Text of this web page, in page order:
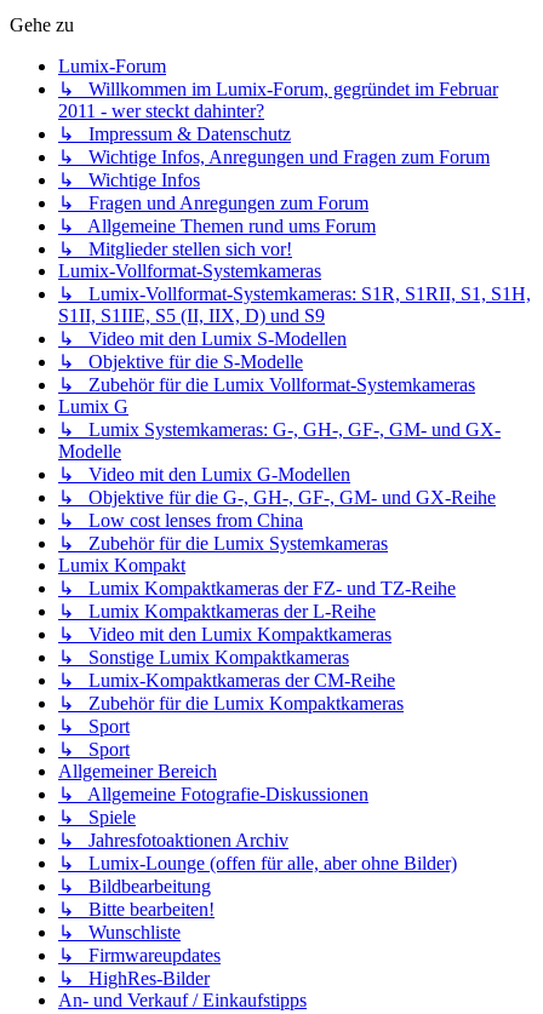
Gehe zu
Lumix-Forum
↳ Willkommen im Lumix-Forum, gegründet im Februar
2011 - wer steckt dahinter?
↳ Impressum & Datenschutz
↳ Wichtige Infos, Anregungen und Fragen zum Forum
↳ Wichtige Infos
↳ Fragen und Anregungen zum Forum
↳ Allgemeine Themen rund ums Forum
↳ Mitglieder stellen sich vor!
Lumix-Vollformat-Systemkameras
↳ Lumix-Vollformat-Systemkameras: S1R, S1RII, S1, S1H,
S1II, S1IIE, S5 (II, IIX, D) und S9
↳ Video mit den Lumix S-Modellen
↳ Objektive für die S-Modelle
↳ Zubehör für die Lumix Vollformat-Systemkameras
Lumix G
↳ Lumix Systemkameras: G-, GH-, GF-, GM- und GX-
Modelle
↳ Video mit den Lumix G-Modellen
↳ Objektive für die G-, GH-, GF-, GM- und GX-Reihe
↳ Low cost lenses from China
↳ Zubehör für die Lumix Systemkameras
Lumix Kompakt
↳ Lumix Kompaktkameras der FZ- und TZ-Reihe
↳ Lumix Kompaktkameras der L-Reihe
↳ Video mit den Lumix Kompaktkameras
↳ Sonstige Lumix Kompaktkameras
↳ Lumix-Kompaktkameras der CM-Reihe
↳ Zubehör für die Lumix Kompaktkameras
↳ Sport
↳ Sport
Allgemeiner Bereich
↳ Allgemeine Fotografie-Diskussionen
↳ Spiele
↳ Jahresfotoaktionen Archiv
↳ Lumix-Lounge (offen für alle, aber ohne Bilder)
↳ Bildbearbeitung
↳ Bitte bearbeiten!
↳ Wunschliste
↳ Firmwareupdates
↳ HighRes-Bilder
An- und Verkauf / Einkaufstipps